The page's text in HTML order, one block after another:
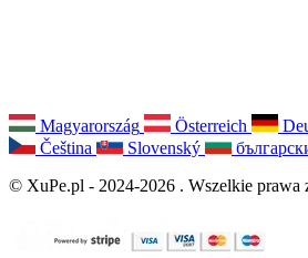
Magyarország Österreich
Čeština
Slovenský
© XuPe.pl - 2024-2026 . Wszelkie prawa